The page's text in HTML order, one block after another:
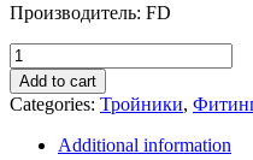
Производитель: FD
Тройник
переходной
D
110-
Add to cart
Categories: Тройники,
Additional information